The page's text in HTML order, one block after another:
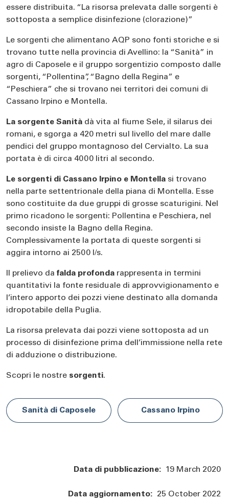
essere distribuita. “La risorsa prelevata dalle sorgenti è
sottoposta a semplice disinfezione (clorazione)”
Le sorgenti che alimentano AQP sono fonti storiche e si
trovano tutte nella provincia di Avellino: la “Sanità” in
agro di Caposele e il gruppo sorgentizio composto dalle
sorgenti, “Pollentina”, “Bagno della Regina” e
“Peschiera” che si trovano nei territori dei comuni di
Cassano Irpino e Montella.
La sorgente Sanità dà vita al fiume Sele, il silarus dei
romani, e sgorga a 420 metri sul livello del mare dalle
pendici del gruppo montagnoso del Cervialto. La sua
portata è di circa 4000 litri al secondo.
Le sorgenti di Cassano Irpino e Montella si trovano
nella parte settentrionale della piana di Montella. Esse
sono costituite da due gruppi di grosse scaturigini. Nel
primo ricadono le sorgenti: Pollentina e Peschiera, nel
secondo insiste la Bagno della Regina.
Complessivamente la portata di queste sorgenti si
aggira intorno ai 2500 l/s.
Il prelievo da falda profonda rappresenta in termini
quantitativi la fonte residuale di approvvigionamento e
l’intero apporto dei pozzi viene destinato alla domanda
idropotabile della Puglia.
La risorsa prelevata dai pozzi viene sottoposta ad un
processo di disinfezione prima dell’immissione nella rete
di adduzione o distribuzione.
Scopri le nostre sorgenti.
Sanità di Caposele Cassano Irpino
Data di pubblicazione: 19 March 2020
Data aggiornamento: 25 October 2022